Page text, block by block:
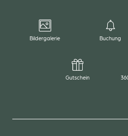
Bildergalerie Buchung
Gutschein